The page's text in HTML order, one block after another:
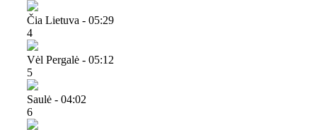
Čia Lietuva - 05:29
4
Vėl Pergalė - 05:12
5
Saulė - 04:02
6